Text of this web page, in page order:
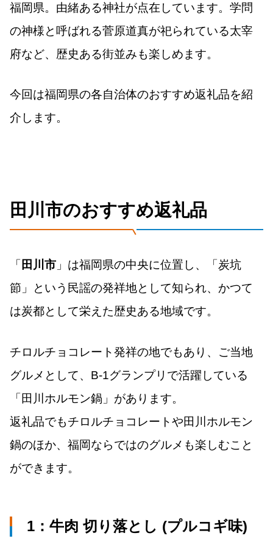
福岡県。由緒ある神社が点在しています。学問
の神様と呼ばれる菅原道真が祀られている太宰
府など、歴史ある街並みも楽しめます。
今回は福岡県の各自治体のおすすめ返礼品を紹
介します。
田川市のおすすめ返礼品
「 田川市 」は福岡県の中央に位置し、「炭坑
節」という民謡の発祥地として知られ、かつて
は炭都として栄えた歴史ある地域です。
チロルチョコレート発祥の地でもあり、ご当地
グルメとして、B-1グランプリで活躍している
「田川ホルモン鍋」があります。
返礼品でもチロルチョコレートや田川ホルモン
鍋のほか、福岡ならではのグルメも楽しむこと
ができます。
1： 牛肉 切り落とし (プルコギ味)